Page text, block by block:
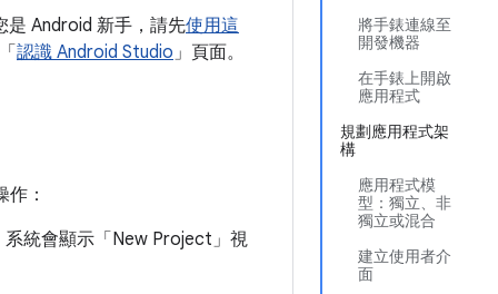
將手錶連線至
開發機器
在手錶上開啟
應用程式
規劃應用程式架
構
應用程式模
型：獨立、非
獨立或混合
建立使用者介
面
是 Android 新手，請先使用這
認識 Android Studio」頁面。
：
系統會顯示「New Project」 視